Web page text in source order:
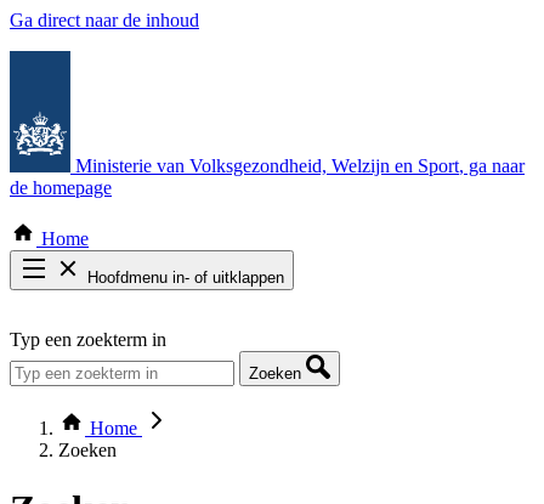
Ga direct naar de inhoud
Ministerie van Volksgezondheid, Welzijn en Sport, ga naar
de homepage
Home
Hoofdmenu in- of uitklappen
Thema COVID-19
Bekijk per bestuursorgaan
Typ een zoekterm in
Zoeken
Home
Zoeken